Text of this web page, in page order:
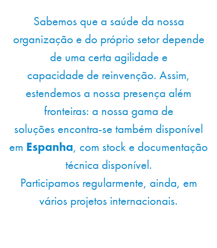
Sabemos que a saúde da nossa
organização e do próprio setor depende
de uma certa agilidade e
capacidade de reinvenção. Assim,
estendemos a nossa presença além
fronteiras: a nossa gama de
soluções encontra-se também disponível
em Espanha, com stock e documentação
técnica disponível.
Participamos regularmente, ainda, em
vários projetos internacionais.